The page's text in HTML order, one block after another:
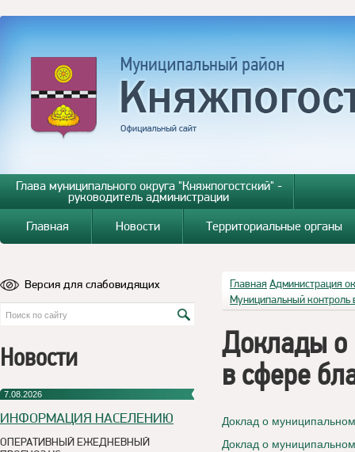
Глава муниципального округа "Княжпогостский" -
руководитель администрации
Главная
Новости Территориальные органы
Версия для слабовидящих
Новости
7.08.2026
ИНФОРМАЦИЯ НАСЕЛЕНИЮ
ОПЕРАТИВНЫЙ ЕЖЕДНЕВНЫЙ
Главная Администрация
Муниципальный контроль
Доклады о
в сфере
Доклад о
Доклад о